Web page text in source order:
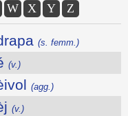
W X Y Z
(s. femm.)
(v.)
(agg.)
(v.)